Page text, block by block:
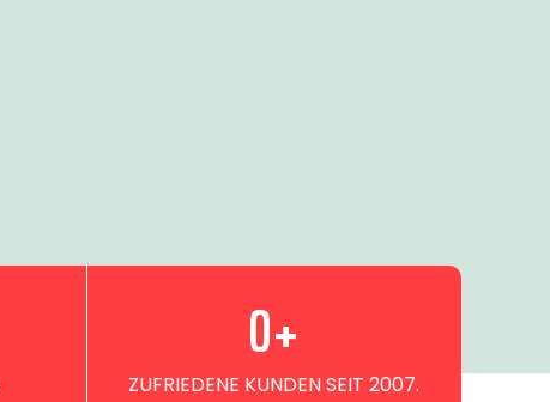
ZUFRIEDENE KUNDEN SEIT 2007.
0+